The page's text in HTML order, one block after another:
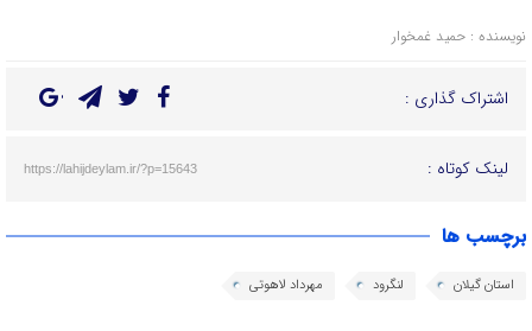
نویسنده : حمید غمخوار
اشتراک گذاری :
لینک کوتاه : https://lahijdeylam.ir/?p=15643
برچسب ها
استان گیلان لنگرود مهرداد لاهوتی